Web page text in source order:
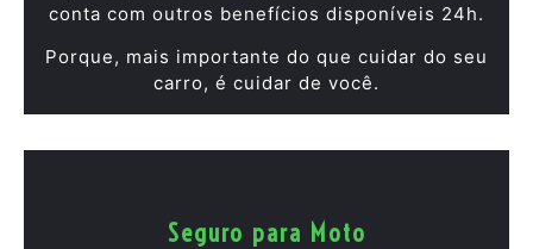
conta com outros benefícios disponíveis 24h.
Porque, mais importante do que cuidar do seu
carro, é cuidar de você.
Seguro para Moto